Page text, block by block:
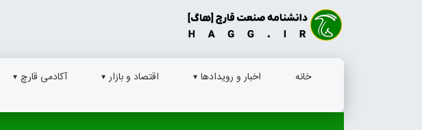
خانه اخبار و رویدادها اقتصاد و بازار آکادمی قارچ